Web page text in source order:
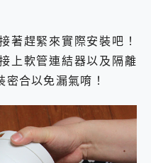
著趕緊來實際安裝吧！
上軟管連結器以及隔離
合以免漏氣唷！